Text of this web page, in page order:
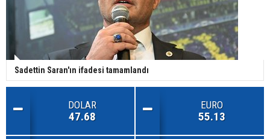
Sadettin Saran'ın ifadesi tamamlandı
DOLAR
47.68
EURO
55.13